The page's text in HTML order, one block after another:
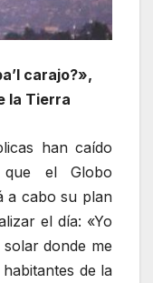
carajo?»,
la Tierra
han caído
el Globo
a cabo su plan
el día: «Yo
donde me
de la